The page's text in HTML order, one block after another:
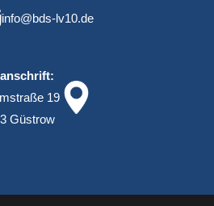
info@bds-lv10.de
19
Güstrow